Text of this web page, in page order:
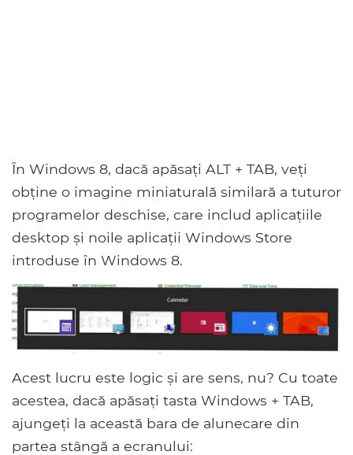
În Windows 8, dacă apăsați ALT + TAB, veți
obține o imagine miniaturală similară a tuturor
programelor deschise, care includ aplicațiile
desktop și noile aplicații Windows Store
introduse în Windows 8.
Acest lucru este logic și are sens, nu? Cu toate
acestea, dacă apăsați tasta Windows + TAB,
ajungeți la această bara de alunecare din
partea stângă a ecranului: